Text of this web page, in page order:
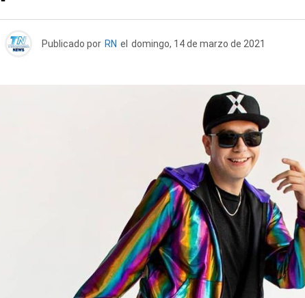
Publicado por RN el domingo, 14 de marzo de 2021